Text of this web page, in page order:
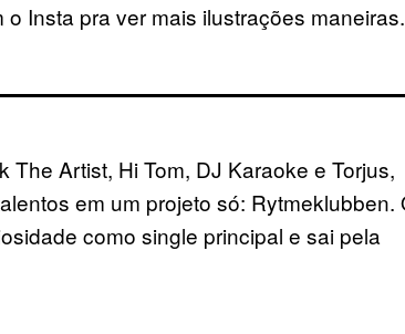
Insta pra ver mais ilustrações maneiras.
Artist, Hi Tom, DJ Karaoke e Torjus,
em um projeto só: Rytmeklubben.
como single principal e sai pela